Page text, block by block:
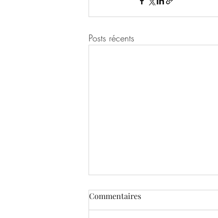
Posts récents
Commentaires